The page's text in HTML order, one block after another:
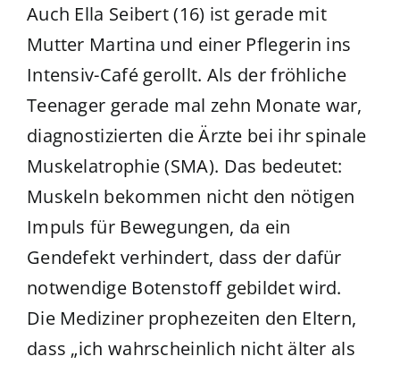
Auch Ella Seibert (16) ist gerade mit
Mutter Martina und einer Pflegerin ins
Intensiv-Café gerollt. Als der fröhliche
Teenager gerade mal zehn Monate war,
diagnostizierten die Ärzte bei ihr spinale
Muskelatrophie (SMA). Das bedeutet:
Muskeln bekommen nicht den nötigen
Impuls für Bewegungen, da ein
Gendefekt verhindert, dass der dafür
notwendige Botenstoff gebildet wird.
Die Mediziner prophezeiten den Eltern,
dass „ich wahrscheinlich nicht älter als